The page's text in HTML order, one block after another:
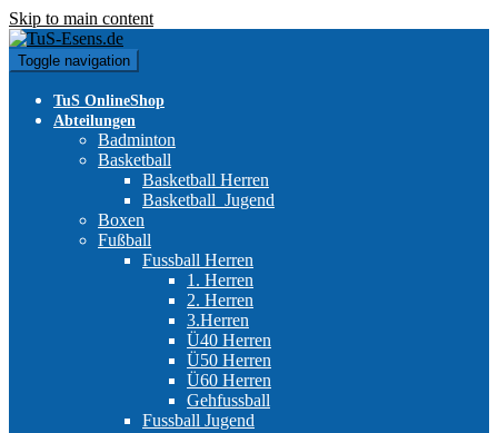
Skip to main content
Toggle navigation
TuS OnlineShop
Abteilungen
Badminton
Basketball
Basketball Herren
Basketball_Jugend
Boxen
Fußball
Fussball Herren
1. Herren
2. Herren
3.Herren
Ü40 Herren
Ü50 Herren
Ü60 Herren
Gehfussball
Fussball Jugend